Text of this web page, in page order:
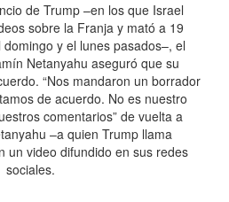
de Trump –en los que Israel
sobre la Franja y mató a 19
y el lunes pasados–, el
Netanyahu aseguró que su
“Nos mandaron un borrador
de acuerdo. No es nuestro
comentarios” de vuelta a
–a quien Trump llama
un video difundido en sus redes
sociales.